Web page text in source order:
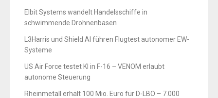
Elbit Systems wandelt Handelsschiffe in
schwimmende Drohnenbasen
L3Harris und Shield AI führen Flugtest autonomer EW-
Systeme
US Air Force testet KI in F-16 – VENOM erlaubt
autonome Steuerung
Rheinmetall erhält 100 Mio. Euro für D-LBO – 7.000